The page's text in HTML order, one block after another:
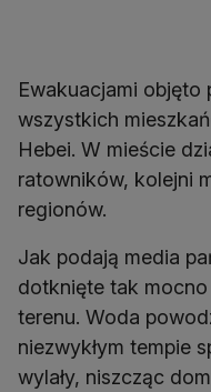
Ewakuacjami objęto
wszystkich
Hebei. W mieście
ratowników, kolejni
regionów.
Jak podają media
dotknięte tak mocno
terenu. Woda
niezwykłym tempie
wylały, niszcząc